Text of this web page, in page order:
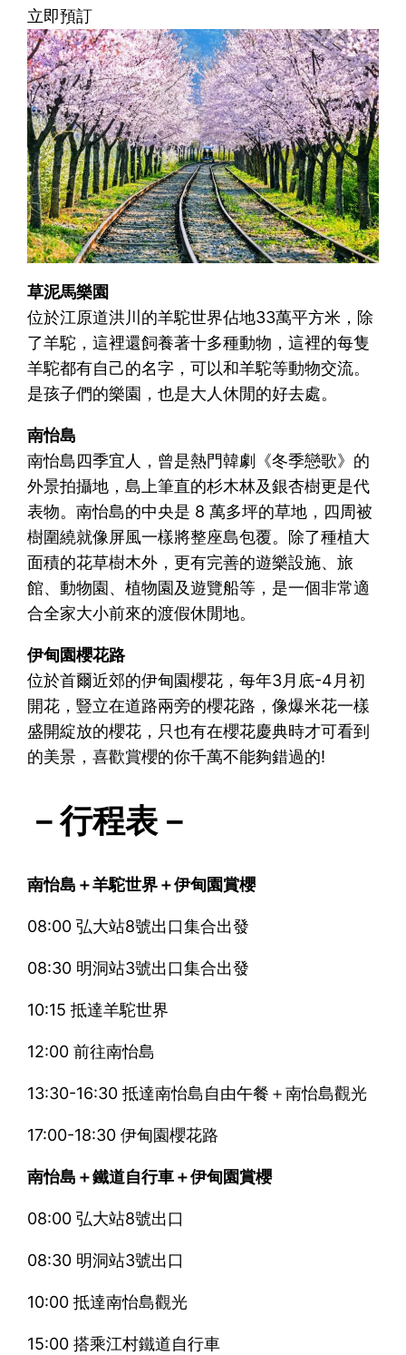
立即預訂
草泥馬樂園
位於江原道洪川的羊駝世界佔地33萬平方米，除
了羊駝，這裡還飼養著十多種動物，這裡的每隻
羊駝都有自己的名字，可以和羊駝等動物交流。
是孩子們的樂園，也是大人休閒的好去處。
南怡島
南怡島四季宜人，曾是熱門韓劇《冬季戀歌》的
外景拍攝地，島上筆直的杉木林及銀杏樹更是代
表物。南怡島的中央是 8 萬多坪的草地，四周被
樹圍繞就像屏風一樣將整座島包覆。除了種植大
面積的花草樹木外，更有完善的遊樂設施、旅
館、動物園、植物園及遊覽船等，是一個非常適
合全家大小前來的渡假休閒地。
伊甸園櫻花路
位於首爾近郊的伊甸園櫻花，每年3月底-4月初
開花，豎立在道路兩旁的櫻花路，像爆米花一樣
盛開綻放的櫻花，只也有在櫻花慶典時才可看到
的美景，喜歡賞櫻的你千萬不能夠錯過的!
－行程表－
南怡島＋羊駝世界＋伊甸園賞櫻
08:00 弘大站8號出口集合出發
08:30 明洞站3號出口集合出發
10:15 抵達羊駝世界
12:00 前往南怡島
13:30-16:30 抵達南怡島自由午餐＋南怡島觀光
17:00-18:30 伊甸園櫻花路
南怡島＋鐵道自行車＋伊甸園賞櫻
08:00 弘大站8號出口
08:30 明洞站3號出口
10:00 抵達南怡島觀光
15:00 搭乘江村鐵道自行車